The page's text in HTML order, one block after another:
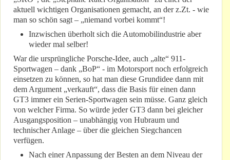
aktuell wichtigen Organisationen gemacht, an der z.Zt. - wie
man so schön sagt – „niemand vorbei kommt“!
Inzwischen überholt sich die Automobilindustrie aber
wieder mal selber!
War die ursprüngliche Porsche-Idee, auch „alte“ 911-
Sportwagen – dank „BoP“ - im Motorsport noch erfolgreich
einsetzen zu können, so hat man diese Grundidee dann mit
dem Argument „verkauft“, dass die Basis für einen dann
GT3 immer ein Serien-Sportwagen sein müsse. Ganz gleich
von welcher Firma. So würde jeder GT3 dann bei gleicher
Ausgangsposition – unabhängig von Hubraum und
technischer Anlage – über die gleichen Siegchancen
verfügen.
Nach einer Anpassung der Besten an dem Niveau der